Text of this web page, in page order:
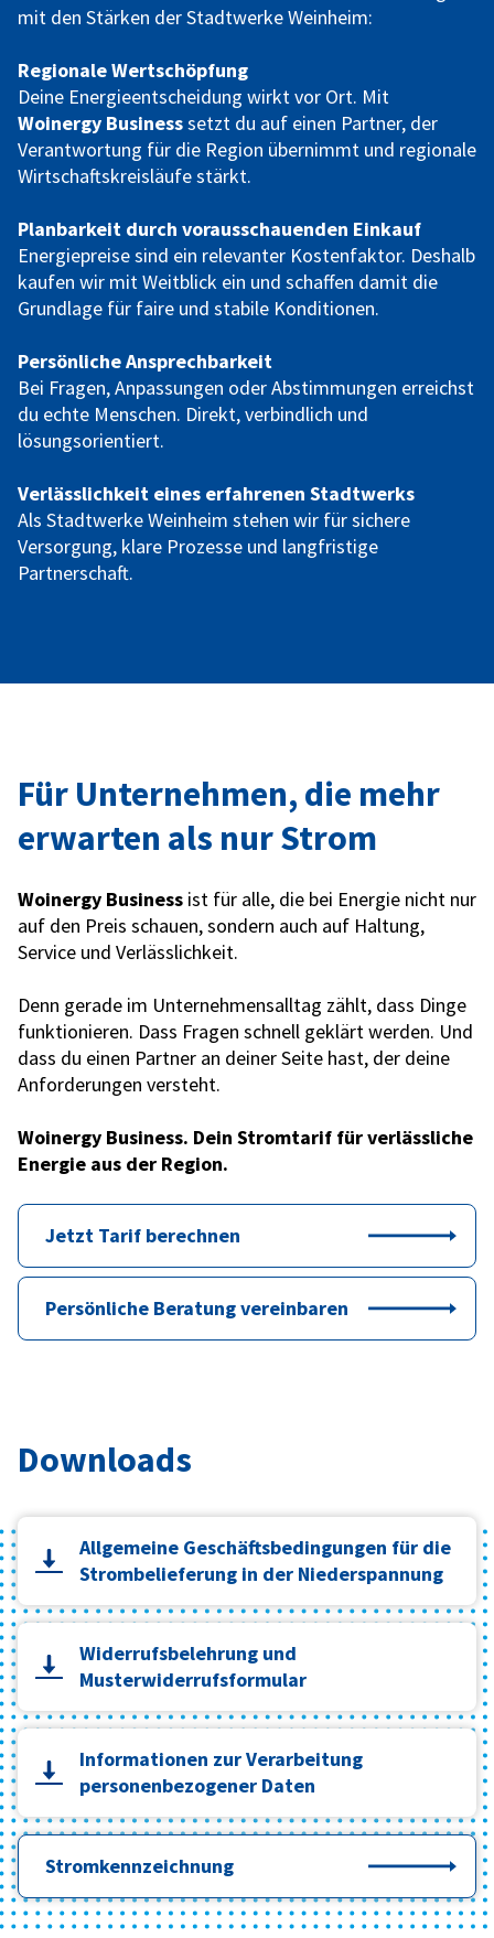
mit den Stärken der Stadtwerke Weinheim:
Regionale Wertschöpfung
Deine Energieentscheidung wirkt vor Ort. Mit
Woinergy Businesssetzt du auf einen Partner, der
Verantwortung für die Region übernimmt und regionale
Wirtschaftskreisläufe stärkt.
Planbarkeit durch vorausschauenden Einkauf
Energiepreise sind ein relevanter Kostenfaktor. Deshalb
kaufen wir mit Weitblick ein und schaffen damit die
Grundlage für faire und stabile Konditionen.
Persönliche Ansprechbarkeit
Bei Fragen, Anpassungen oder Abstimmungen erreichst
du echte Menschen. Direkt, verbindlich und
lösungsorientiert.
Verlässlichkeit eines erfahrenen Stadtwerks
Als Stadtwerke Weinheim stehen wir für sichere
Versorgung, klare Prozesse und langfristige
Partnerschaft.
Für Unternehmen, die mehr
erwarten als nur Strom
Woinergy Business ist für alle, die bei Energie nicht nur
auf den Preis schauen, sondern auch auf Haltung,
Service und Verlässlichkeit.
Denn gerade im Unternehmensalltag zählt, dass Dinge
funktionieren. Dass Fragen schnell geklärt werden. Und
dass du einen Partner an deiner Seite hast, der deine
Anforderungen versteht.
Woinergy Business. Dein Stromtarif für verlässliche
Energie aus der Region.
Jetzt Tarif berechnen
Persönliche Beratung vereinbaren
Downloads
Allgemeine Geschäftsbedingungen für die
Strombelieferung in der Niederspannung
Widerrufsbelehrung und
Musterwiderrufsformular
Informationen zur Verarbeitung
personenbezogener Daten
Stromkennzeichnung